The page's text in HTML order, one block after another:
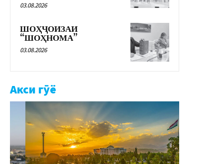
03.08.2026
ШОҲҶОИЗАИ
“ШОҲНОМА”
03.08.2026
Акси гӯё